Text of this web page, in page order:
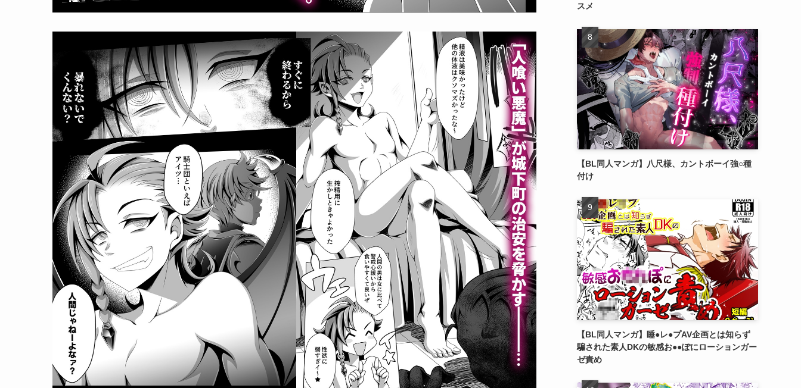
スメ
【BL同人マンガ】八尺様、カントボーイ強○種
付け
【BL同人マンガ】睡●レ●プAV企画とは知らず
騙された素人DKの敏感お●●ぽにローションガー
ゼ責め